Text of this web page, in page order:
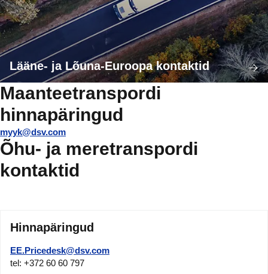
Lääne- ja Lõuna-Euroopa kontaktid
Maanteetranspordi
hinnapäringud
myyk@dsv.com
Õhu- ja meretranspordi
kontaktid
Hinnapäringud
EE.Pricedesk@dsv.com
tel: +372 60 60 797